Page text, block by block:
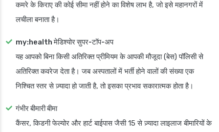
कमरे के किराए की कोई सीमा नहीं होने का विशेष लाभ है, जो इसे महानगरों में
लचीला बनाता है।
my:health मेडिश्योर सुपर-टॉप-अप
यह आपको बिना किसी अतिरिक्त प्रीमियम के आपकी मौजूदा (बेस) पॉलिसी से
अतिरिक्त कवरेज देता है। जब अस्पतालों में भर्ती होने वालों की संख्या एक
निश्चित स्तर से ज़्यादा हो जाती है, तो इसका प्रभाव सकारात्मक होता है।
गंभीर बीमारी बीमा
कैंसर, किडनी फेल्योर और हार्ट बाईपास जैसी 15 से ज़्यादा लाइलाज बीमारियों के